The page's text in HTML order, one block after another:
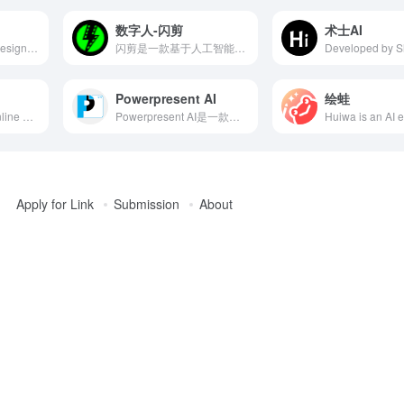
数字人-闪剪
闪剪是一款基于人工智能技术的数字人短视频营销创作工具，提供定制数字人、克隆声音、口播视频智能成片等多种功能，助力用户高效制作短视频内容。
术士AI
Powerpresent AI 绘蛙
Apply for Link Submission About